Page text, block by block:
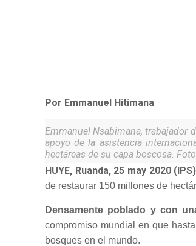
Por Emmanuel Hitimana
Emmanuel Nsabimana, trabajador
apoyo de la asistencia
hectáreas de su capa boscosa.
HUYE, Ruanda, 25 may 2020 (IPS)
de restaurar 150 millones de
Densamente poblado y con
compromiso mundial en que
bosques en el mundo.